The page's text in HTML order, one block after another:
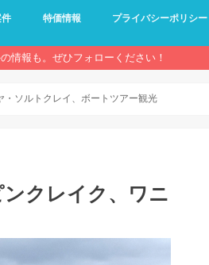
件 特価情報 プライバシーポリシー
情報も。ぜひフォローください！
・ソルトクレイ、ボートツアー観光
ンクレイク、ワニ